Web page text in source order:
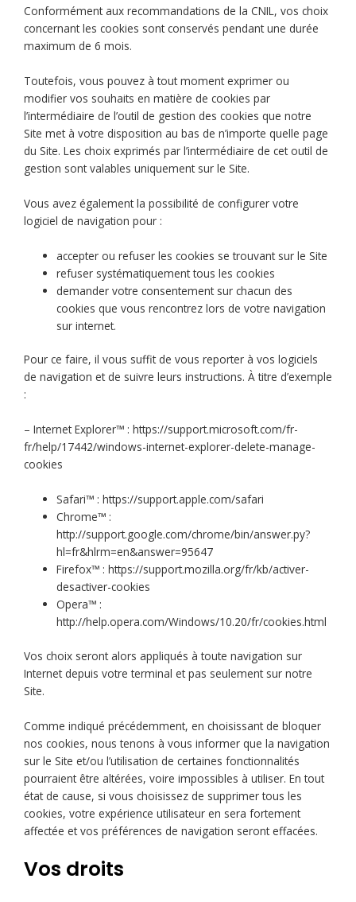
Conformément aux recommandations de la CNIL, vos choix
concernant les cookies sont conservés pendant une durée
maximum de 6 mois.
Toutefois, vous pouvez à tout moment exprimer ou
modifier vos souhaits en matière de cookies par
l’intermédiaire de l’outil de gestion des cookies que notre
Site met à votre disposition au bas de n’importe quelle page
du Site. Les choix exprimés par l’intermédiaire de cet outil de
gestion sont valables uniquement sur le Site.
Vous avez également la possibilité de configurer votre
logiciel de navigation pour :
accepter ou refuser les cookies se trouvant sur le Site
refuser systématiquement tous les cookies
demander votre consentement sur chacun des
cookies que vous rencontrez lors de votre navigation
sur internet.
Pour ce faire, il vous suffit de vous reporter à vos logiciels
de navigation et de suivre leurs instructions. À titre d’exemple
:
– Internet Explorer™ : https://support.microsoft.com/fr-
fr/help/17442/windows-internet-explorer-delete-manage-
cookies
Safari™ : https://support.apple.com/safari
Chrome™ :
http://support.google.com/chrome/bin/answer.py?
hl=fr&hlrm=en&answer=95647
Firefox™ : https://support.mozilla.org/fr/kb/activer-
desactiver-cookies
Opera™ :
http://help.opera.com/Windows/10.20/fr/cookies.html
Vos choix seront alors appliqués à toute navigation sur
Internet depuis votre terminal et pas seulement sur notre
Site.
Comme indiqué précédemment, en choisissant de bloquer
nos cookies, nous tenons à vous informer que la navigation
sur le Site et/ou l’utilisation de certaines fonctionnalités
pourraient être altérées, voire impossibles à utiliser. En tout
état de cause, si vous choisissez de supprimer tous les
cookies, votre expérience utilisateur en sera fortement
affectée et vos préférences de navigation seront effacées.
Vos droits